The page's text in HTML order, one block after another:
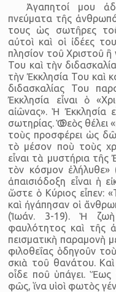
Ἀγαπητοί μου
πνεύματα τῆς
τους ὡς σωτῆρες
αὐτοὶ καὶ οἱ ἰδέες
πλησίον τοῦ Χριστοῦ
Του καὶ τὴν
τὴν Ἐκκλησία Του καὶ
διδασκαλίας Του
Ἐκκλησία εἶναι ὁ
αἰῶνας». Ἡ Ἐκκλησία
σωτηρίας. Ὁ Θεὸς
τοὺς προσφέρει ὡς
τὸ μέσον ποὺ τοὺς
εἶναι τὰ μυστήρια τῆς
τὸν κόσμον
ἀπαισιόδοξη εἶναι ἡ
ὥστε ὁ Κύριος εἶπεν:
καὶ ἠγάπησαν οἱ
(Ἰωάν. 3-19). Ἡ
φαυλότητος καὶ τῆς
πεισματικὴ παραμονὴ
φιλοθεΐας ὁδηγοῦν
σκιὰ τοῦ θανάτου.
οἶδε ποῦ ὑπάγει. Ἕως
φῶς, ἵνα υἱοὶ φωτὸς